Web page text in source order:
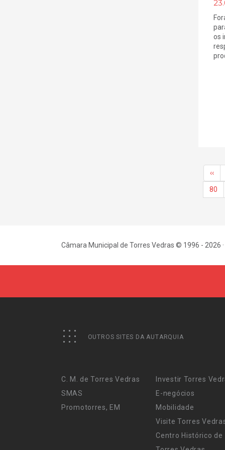
os
‹‹
80
Câmara Municipal de Torres Vedras © 1996 - 2026
OUTROS SITES DA AUTARQUIA
C. M. de Torres Vedras
SMAS
Promotorres, EM
Investir Torres
E-negócios
Mobilidade
Visite Torres
Centro Histórico de